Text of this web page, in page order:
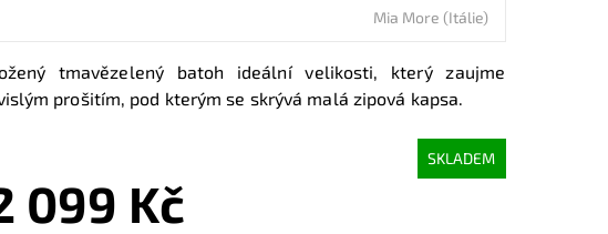
Mia More (Itálie)
tmavězelený batoh ideální velikosti, který zaujme
prošitím, pod kterým se skrývá malá zipová kapsa.
SKLADEM
099 Kč